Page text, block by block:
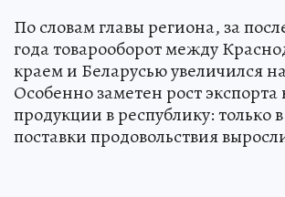
По словам главы региона, за
года товарооборот между
краем и Беларусью увеличился
Особенно заметен рост экспорта
продукции в республику: только в
поставки продовольствия